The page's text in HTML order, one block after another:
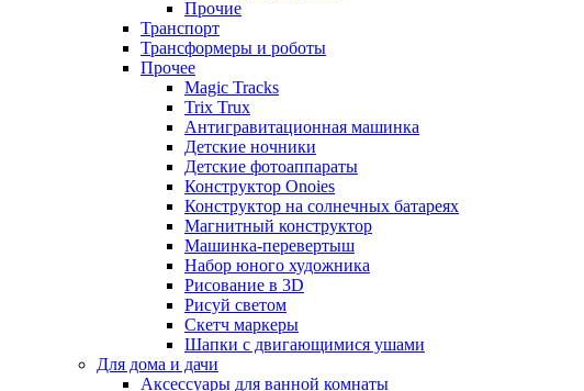
Прочие
Транспорт
Трансформеры и роботы
Прочее
Magic Tracks
Trix Trux
Антигравитационная машинка
Детские ночники
Детские фотоаппараты
Конструктор Onoies
Конструктор на солнечных батареях
Магнитный конструктор
Машинка-перевертыш
Набор юного художника
Рисование в 3D
Рисуй светом
Скетч маркеры
Шапки с двигающимися ушами
Для дома и дачи
Аксессуары для ванной комнаты